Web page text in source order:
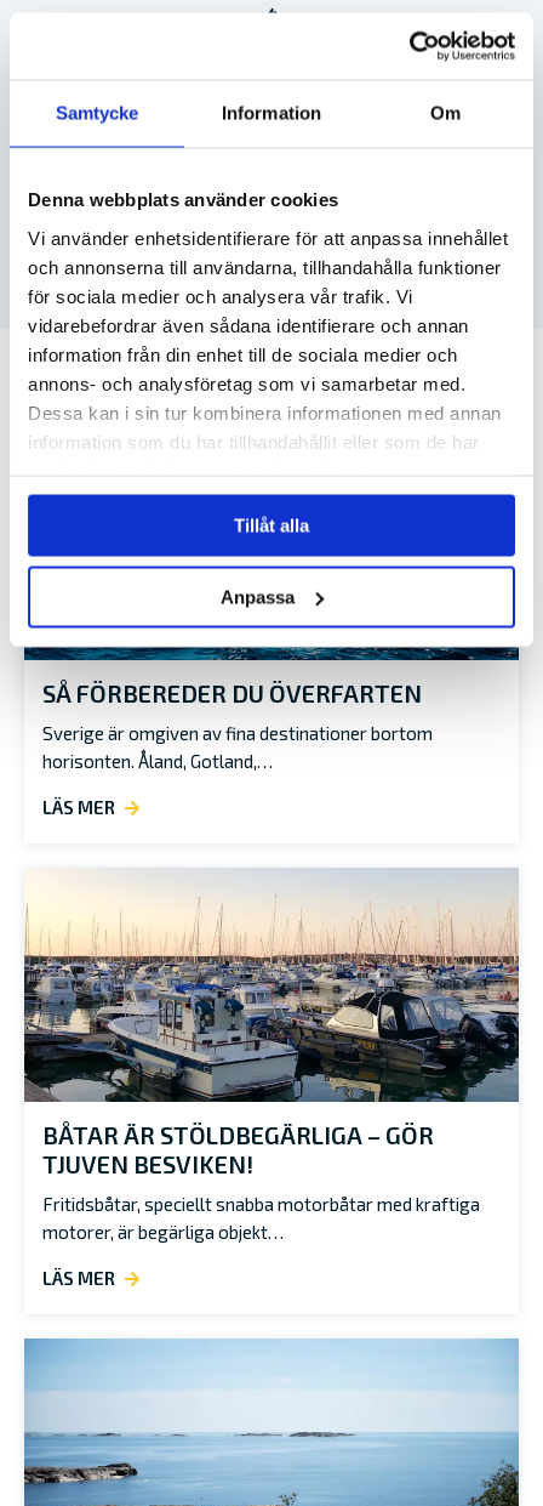
Samtycke Information Om
Denna webbplats använder cookies
Vi använder enhetsidentifierare för att anpassa innehållet
och annonserna till användarna, tillhandahålla funktioner
för sociala medier och analysera vår trafik. Vi
vidarebefordrar även sådana identifierare och annan
information från din enhet till de sociala medier och
annons- och analysföretag som vi samarbetar med.
Dessa kan i sin tur kombinera informationen med annan
information som du har tillhandahållit eller som de har
Tillåt alla
Anpassa
SE DITT PRIS
VATTENSKOTER
SE DITT PRIS
RELATERADE ARTIKLAR
SÅ FÖRBEREDER DU ÖVERFARTEN
Sverige är omgiven av fina destinationer bortom
horisonten. Åland, Gotland,…
LÄS MER
BÅTAR ÄR STÖLDBEGÄRLIGA – GÖR
TJUVEN BESVIKEN!
Fritidsbåtar, speciellt snabba motorbåtar med kraftiga
motorer, är begärliga objekt…
LÄS MER